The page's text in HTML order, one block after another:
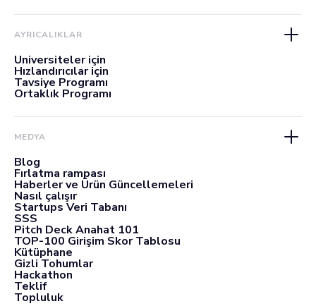
AYRICALIKLAR
Üniversiteler için
Hızlandırıcılar için
Tavsiye Programı
Ortaklık Programı
MEDYA
Blog
Fırlatma rampası
Haberler ve Ürün Güncellemeleri
Nasıl çalışır
Startups Veri Tabanı
SSS
Pitch Deck Anahat 101
TOP-100 Girişim Skor Tablosu
Kütüphane
Gizli Tohumlar
Hackathon
Teklif
Topluluk